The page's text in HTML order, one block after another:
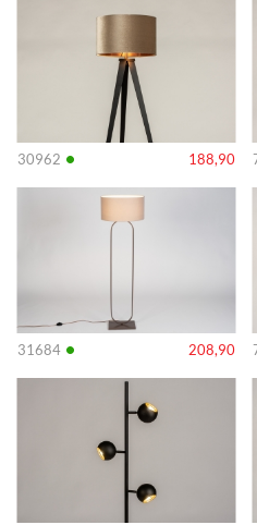
30962 • 188,90
31684 • 208,90
Info
Info